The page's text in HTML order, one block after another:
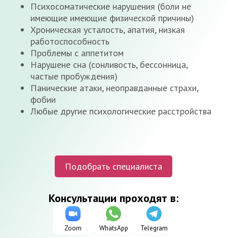
Психосоматические нарушения (боли не
имеющие имеющие физической причины)
Хроническая усталость, апатия, низкая
работоспособность
Проблемы с аппетитом
Нарушене сна (сонливость, бессонница,
частые пробуждения)
Панические атаки, неоправданные страхи,
фобии
Любые другие психологические расстройства
Подобрать специалиста
Консультации проходят в:
Zoom WhatsApp Telegram